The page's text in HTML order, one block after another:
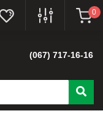
0
(067) 717-16-16